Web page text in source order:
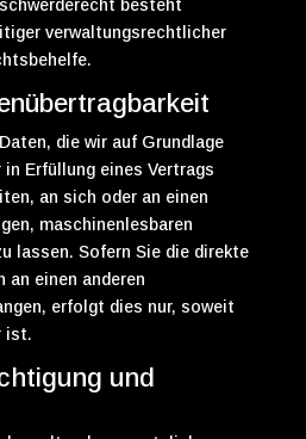
besteht
verwaltungsrechtlicher
die wir auf Grundlage
Erfüllung eines Vertrags
an sich oder an einen
maschinenlesbaren
lassen. Sofern Sie die direkte
an einen anderen
erfolgt dies nur, soweit
ist.
und